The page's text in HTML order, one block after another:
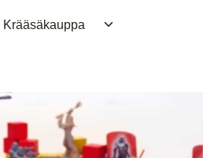
Krääsäkauppa